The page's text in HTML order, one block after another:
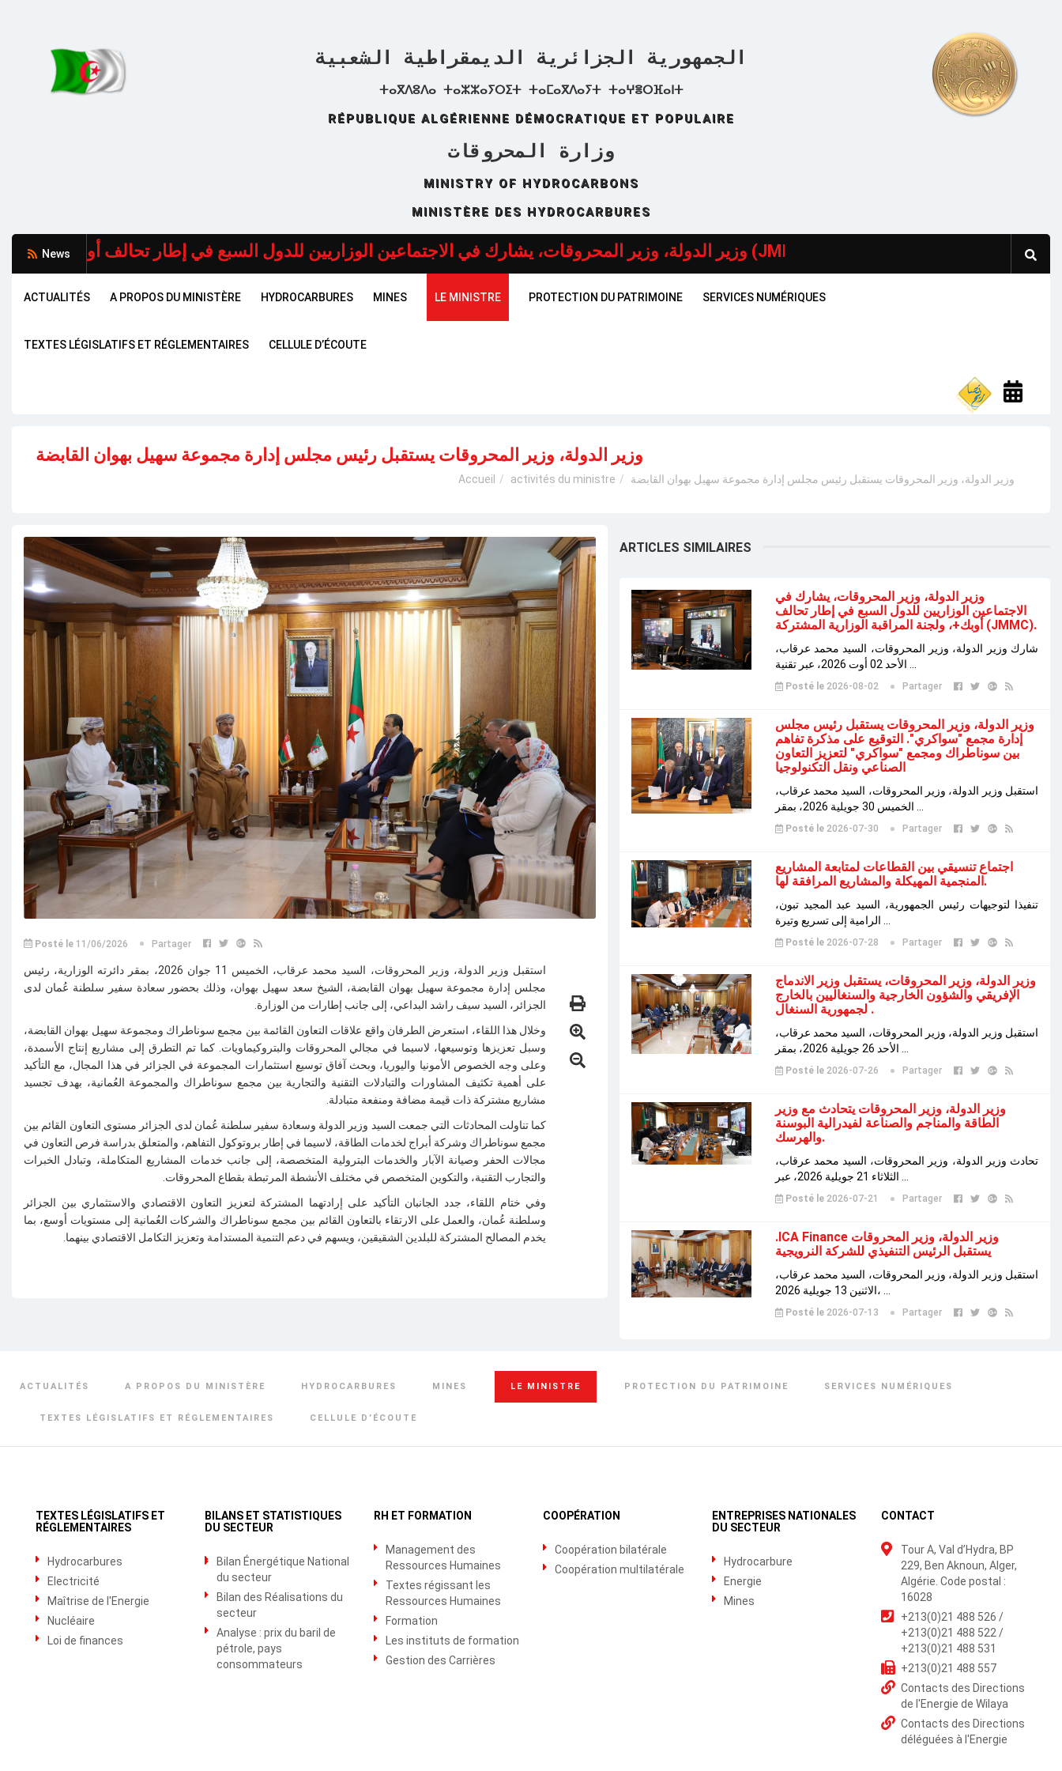
الجمهورية الجزائرية الديمقراطية الشعبية
ⵜⴰⴳⴷⵓⴷⴰ ⵜⴰⵣⵣⴰⵢⵔⵉⵜ ⵜⴰⵎⴰⴳⴷⴰⵢⵜ ⵜⴰⵖⴻⵔⴼⴰⵏⵜ
RÉPUBLIQUE ALGÉRIENNE DÉMOCRATIQUE ET POPULAIRE
وزارة المحروقات
MINISTRY OF HYDROCARBONS
MINISTÈRE DES HYDROCARBURES
News وزير الدولة، وزير المحروقات، يشارك في الاجتماعين الوزاريين للدول السبع في إطار تحالف أوبك+، ولجنة المراقبة الوزارية المشتركة (JMMC).
ACTUALITÉS A PROPOS DU MINISTÈRE HYDROCARBURES MINES LE MINISTRE PROTECTION DU PATRIMOINE SERVICES NUMÉRIQUES
TEXTES LÉGISLATIFS ET RÉGLEMENTAIRES CELLULE D’ÉCOUTE
وزير الدولة، وزير المحروقات يستقبل رئيس مجلس إدارة مجموعة سهيل بهوان القابضة
Accueil activités du ministre وزير الدولة، وزير المحروقات يستقبل رئيس مجلس إدارة مجموعة سهيل بهوان القابضة
Posté le11/06/2026 Partager
استقبل وزير الدولة، وزير المحروقات، السيد محمد عرقاب، الخميس 11 جوان 2026، بمقر دائرته الوزارية، رئيس
مجلس إدارة مجموعة سهيل بهوان القابضة، الشيخ سعد سهيل بهوان، وذلك بحضور سعادة سفير سلطنة عُمان لدى
الجزائر، السيد سيف راشد البداعي، إلى جانب إطارات من الوزارة
وخلال هذا اللقاء، استعرض الطرفان واقع علاقات التعاون القائمة بين مجمع سوناطراك ومجموعة سهيل بهوان القابضة،
وسبل تعزيزها وتوسيعها، لاسيما في مجالي المحروقات والبتروكيماويات. كما تم التطرق إلى مشاريع إنتاج الأسمدة،
وعلى وجه الخصوص الأمونيا واليوريا، وبحث آفاق توسيع استثمارات المجموعة في الجزائر في هذا المجال، مع التأكيد
على أهمية تكثيف المشاورات والتبادلات التقنية والتجارية بين مجمع سوناطراك والمجموعة العُمانية، بهدف تجسيد
مشاريع مشتركة ذات قيمة مضافة ومنفعة متبادلة
كما تناولت المحادثات التي جمعت السيد وزير الدولة وسعادة سفير سلطنة عُمان لدى الجزائر مستوى التعاون القائم بين
مجمع سوناطراك وشركة أبراج لخدمات الطاقة، لاسيما في إطار بروتوكول التفاهم، والمتعلق بدراسة فرص التعاون في
مجالات الحفر وصيانة الآبار والخدمات البترولية المتخصصة، إلى جانب خدمات المشاريع المتكاملة، وتبادل الخبرات
والتجارب التقنية، والتكوين المتخصص في مختلف الأنشطة المرتبطة بقطاع المحروقات
وفي ختام اللقاء، جدد الجانبان التأكيد على إرادتهما المشتركة لتعزيز التعاون الاقتصادي والاستثماري بين الجزائر
وسلطنة عُمان، والعمل على الارتقاء بالتعاون القائم بين مجمع سوناطراك والشركات العُمانية إلى مستويات أوسع، بما
يخدم المصالح المشتركة للبلدين الشقيقين، ويسهم في دعم التنمية المستدامة وتعزيز التكامل الاقتصادي بينهما
ARTICLES SIMILAIRES
وزير الدولة، وزير المحروقات، يشارك في
الاجتماعين الوزاريين للدول السبع في إطار تحالف
أوبك+، ولجنة المراقبة الوزارية المشتركة (JMMC).
شارك وزير الدولة، وزير المحروقات، السيد محمد عرقاب،
Posté le 2026-08-02 Partager
وزير الدولة، وزير المحروقات يستقبل رئيس مجلس
إدارة مجمع "سواكري". التوقيع على مذكرة تفاهم
بين سوناطراك ومجمع "سواكري" لتعزيز التعاون
الصناعي ونقل التكنولوجيا
استقبل وزير الدولة، وزير المحروقات، السيد محمد عرقاب،
Posté le 2026-07-30 Partager
اجتماع تنسيقي بين القطاعات لمتابعة المشاريع
المنجمية المهيكلة والمشاريع المرافقة لها.
تنفيذا لتوجيهات رئيس الجمهورية، السيد عبد المجيد تبون،
Posté le 2026-07-28 Partager
وزير الدولة، وزير المحروقات، يستقبل وزير الاندماج
الإفريقي والشؤون الخارجية والسنغاليين بالخارج
لجمهورية السنغال .
استقبل وزير الدولة، وزير المحروقات، السيد محمد عرقاب،
Posté le 2026-07-26 Partager
وزير الدولة، وزير المحروقات يتحادث مع وزير
الطاقة والمناجم والصناعة لفيدرالية البوسنة
والهرسك.
تحادث وزير الدولة، وزير المحروقات، السيد محمد عرقاب،
Posté le 2026-07-21 Partager
.ICA Finance وزير الدولة، وزير المحروقات
يستقبل الرئيس التنفيذي للشركة النرويجية
استقبل وزير الدولة، وزير المحروقات، السيد محمد عرقاب،
الاثنين 13 جويلية 2026، ...
Posté le 2026-07-13 Partager
ACTUALITÉS A PROPOS DU MINISTÈRE HYDROCARBURES MINES LE MINISTRE PROTECTION DU PATRIMOINE SERVICES NUMÉRIQUES
TEXTES LÉGISLATIFS ET RÉGLEMENTAIRES CELLULE D’ÉCOUTE
TEXTES LÉGISLATIFS ET
RÉGLEMENTAIRES
Hydrocarbures
Electricité
Maîtrise de l'Energie
Nucléaire
Loi de finances
BILANS ET STATISTIQUES
DU SECTEUR
Bilan Énergétique National
du secteur
Bilan des Réalisations du
secteur
Analyse : prix du baril de
pétrole, pays
consommateurs
RH ET FORMATION
Management des
Ressources Humaines
Textes régissant les
Ressources Humaines
Formation
Les instituts de formation
Gestion des Carrières
COOPÉRATION
Coopération bilatérale
Coopération multilatérale
ENTREPRISES NATIONALES
DU SECTEUR
Hydrocarbure
Energie
Mines
CONTACT
Tour A, Val d’Hydra, BP
229, Ben Aknoun, Alger,
Algérie. Code postal :
16028
+213(0)21 488 526 /
+213(0)21 488 522 /
+213(0)21 488 531
+213(0)21 488 557
Contacts des Directions
de l'Energie de Wilaya
Contacts des Directions
déléguées à l'Energie